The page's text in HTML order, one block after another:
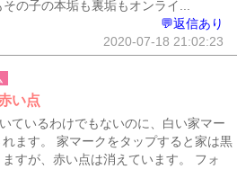
の子の本垢も裏垢もオンライ...
💬返信あり
2020-07-18 21:02:23
い点
ているわけでもないのに、白い家マー
ます。 家マークをタップすると家は黒
すが、赤い点は消えています。 フォ